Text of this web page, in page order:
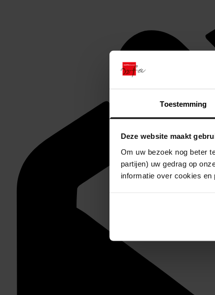
Toestemming
Deze website maakt
Om uw bezoek nog beter
partijen) uw gedrag op
informatie over cookies